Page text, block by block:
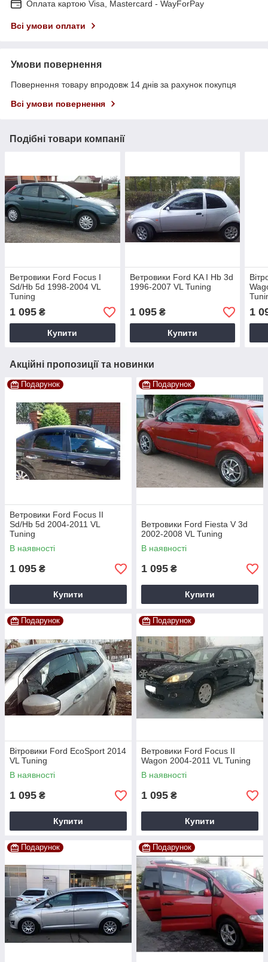
Оплата картою Visa, Mastercard - WayForPay
Всі умови оплати
Умови повернення
Повернення товару впродовж 14 днів за рахунок покупця
Всі умови повернення
Подібні товари компанії
Ветровики Ford Focus I
Sd/Hb 5d 1998-2004 VL
Tuning
1 095 ₴
Купити
Ветровики Ford KA I Hb 3d
1996-2007 VL Tuning
1 095₴
Купити
1
Акційні пропозиції та новинки
Подарунок
Ветровики Ford Focus II
Sd/Hb 5d 2004-2011 VL
Tuning
В наявності
1 095 ₴
Купити
Подарунок
Ветровики Ford Fiesta V 3d
2002-2008 VL Tuning
В наявності
1 095 ₴
Купити
Подарунок
Вітровики Ford EcoSport 2014
VL Tuning
В наявності
1 095 ₴
Купити
Подарунок
Ветровики Ford Focus II
Wagon 2004-2011 VL Tuning
В наявності
1 095 ₴
Купити
Подарунок Подарунок